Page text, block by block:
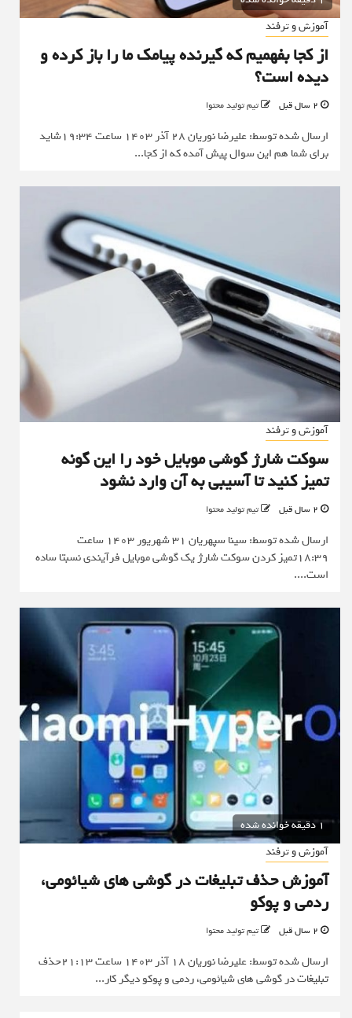
آموزش و ترفند
از کجا بفهمیم که گیرنده پیامک ما را باز کرده و
دیده است؟
تیم تولید محتوا
ارسال شده توسط: علیرضا نوریان 28 آذر 1403 ساعت 19:34شاید
برای شما هم این سوال پیش آمده که از کجا...
آموزش و ترفند
سوکت شارژ گوشی موبایل خود را این گونه
تمیز کنید تا آسیبی به آن وارد نشود
تیم تولید محتوا
ارسال شده توسط: سینا سپهریان 31 شهریور 1403 ساعت
18:39تمیز کردن سوکت شارژ یک گوشی موبایل فرآیندی نسبتا ساده
است....
1 دقیقه خوانده شده
آموزش و ترفند
آموزش حذف تبلیغات در گوشی های شیائومی،
ردمی و پوکو
تیم تولید محتوا
ارسال شده توسط: علیرضا نوریان 18 آذر 1403 ساعت 21:13حذف
تبلیغات در گوشی های شیائومی، ردمی و پوکو دیگر کار...